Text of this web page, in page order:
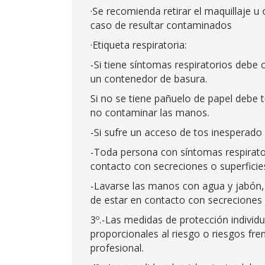
·Se recomienda retirar el maquillaje
caso de resultar contaminados
·Etiqueta respiratoria:
-Si tiene síntomas respiratorios debe
un contenedor de basura.
Si no se tiene pañuelo de papel
no contaminar las manos.
-Si sufre un acceso de tos
-Toda persona con síntomas
contacto con secreciones o
-Lavarse las manos con agua y
de estar en contacto con
3º.-Las medidas de protección
proporcionales al riesgo o riesgos
profesional.